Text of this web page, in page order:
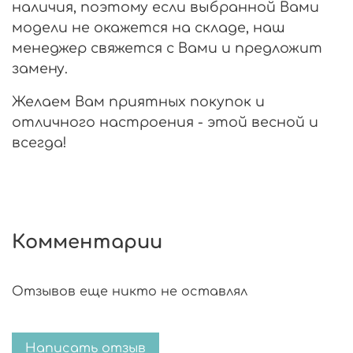
наличия, поэтому если выбранной Вами
модели не окажется на складе, наш
менеджер свяжется с Вами и предложит
замену.
Желаем Вам приятных покупок и
отличного настроения - этой весной и
всегда!
Комментарии
Отзывов еще никто не оставлял
Написать отзыв